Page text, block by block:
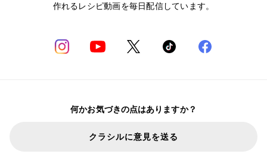
作れるレシピ動画を毎日配信しています。
何かお気づきの点はありますか？
クラシルに意見を送る